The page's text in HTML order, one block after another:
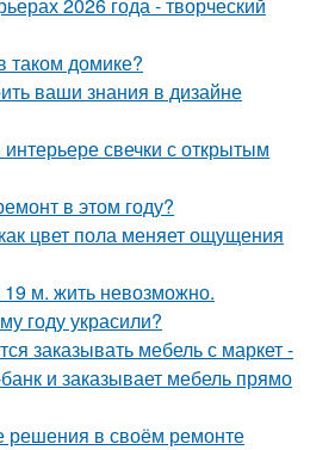
домике?
ваши знания в дизайне
свечки с открытым
в этом году?
цвет пола меняет ощущения
м. жить невозможно.
году украсили?
заказывать мебель с маркет -
и заказывает мебель прямо
в своём ремонте